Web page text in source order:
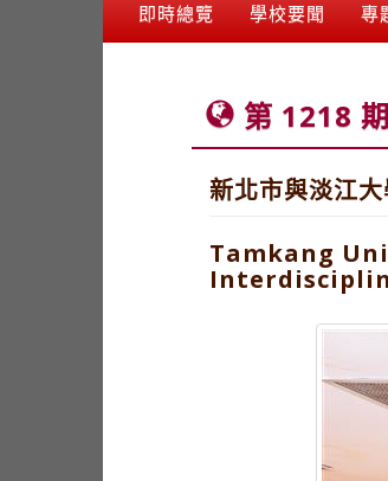
即時總覽 學校要聞 專
第 1218
新北市與淡江
Tamkang